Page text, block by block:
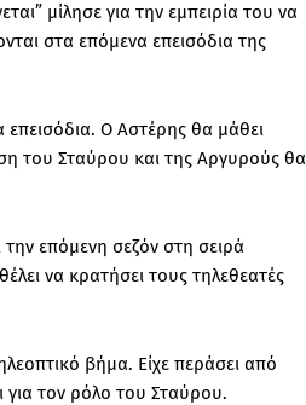
μίλησε για την εμπειρία του να
στα επόμενα επεισόδια της
Ο Αστέρης θα μάθει
του Σταύρου και της Αργυρούς θα
επόμενη σεζόν στη σειρά
να κρατήσει τους τηλεθεατές
βήμα. Είχε περάσει από
για τον ρόλο του Σταύρου.